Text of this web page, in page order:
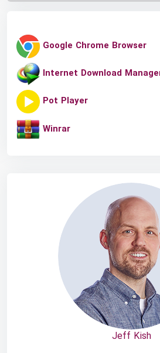
Google Chrome Browser
Internet Download
Pot Player
Winrar
Jeff Kish